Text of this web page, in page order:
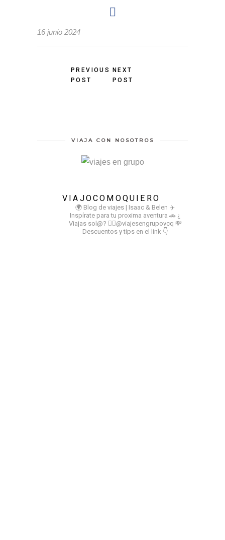
16 junio 2024
PREVIOUS
POST
NEXT
POST
VIAJA CON NOSOTROS
VIAJOCOMOQUIERO
🌍 Blog de viajes | Isaac & Belen ✈️
Inspírate para tu proxima aventura 🚗 ¿
Viajas sol@? 👉🏻@viajesengrupovcq 💸
Descuentos y tips en el link 👇